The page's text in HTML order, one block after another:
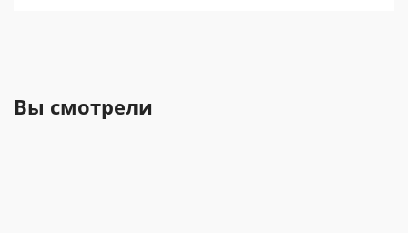
Вы смотрели